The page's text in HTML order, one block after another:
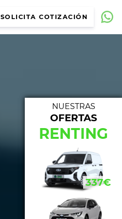
SOLICITA COTIZACIÓN
314€
NUESTRAS
OFERTAS
RENTING
337€